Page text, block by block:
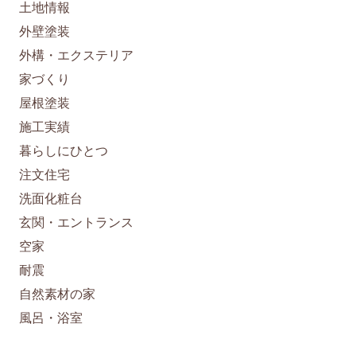
土地情報
外壁塗装
外構・エクステリア
家づくり
屋根塗装
施工実績
暮らしにひとつ
注文住宅
洗面化粧台
玄関・エントランス
空家
耐震
自然素材の家
風呂・浴室